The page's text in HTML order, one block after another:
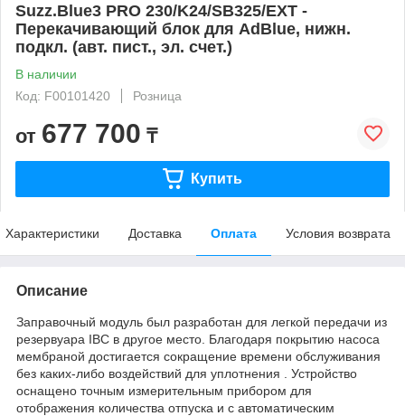
Suzz.Blue3 PRO 230/K24/SB325/EXT -
Перекачивающий блок для AdBlue, нижн.
подкл. (авт. пист., эл. счет.)
В наличии
Код: F00101420
Розница
от 677 700 ₸
Купить
Характеристики Доставка Оплата Условия возврата
Описание
Заправочный модуль был разработан для легкой передачи из
резервуара IBC в другое место. Благодаря покрытию насоса
мембраной достигается сокращение времени обслуживания
без каких-либо воздействий для уплотнения . Устройство
оснащено точным измерительным прибором для
отображения количества отпуска и с автоматическим